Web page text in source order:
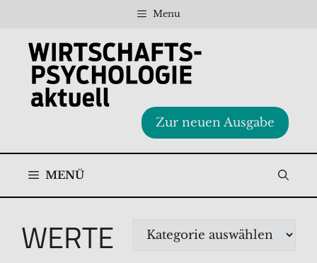
springen
Menu
Zur neuen Ausgabe
MENÜ
WERTE Kategorien